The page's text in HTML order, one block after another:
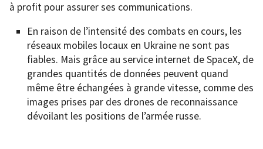
à profit pour assurer ses communications.
En raison de l’intensité des combats en cours, les
réseaux mobiles locaux en Ukraine ne sont pas
fiables. Mais grâce au service internet de SpaceX, de
grandes quantités de données peuvent quand
même être échangées à grande vitesse, comme des
images prises par des drones de reconnaissance
dévoilant les positions de l’armée russe.